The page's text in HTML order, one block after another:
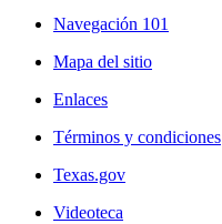
Navegación 101
Mapa del sitio
Enlaces
Términos y condiciones
Texas.gov
Videoteca